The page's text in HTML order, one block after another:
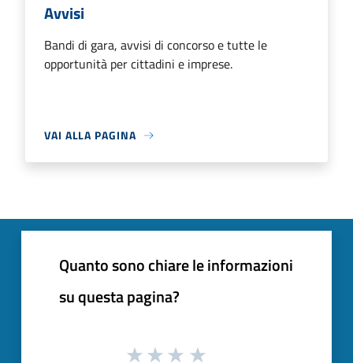
Avvisi
Bandi di gara, avvisi di concorso e tutte le
opportunità per cittadini e imprese.
VAI ALLA PAGINA
Quanto sono chiare le informazioni
su questa pagina?